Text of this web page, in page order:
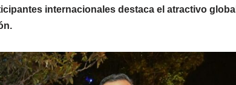
internacionales destaca el atractivo global